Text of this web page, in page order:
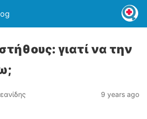
γιατί να την
9 years ago